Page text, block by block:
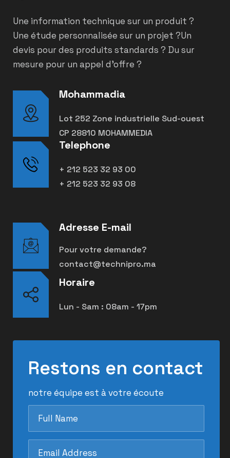
Une information technique sur un produit ?
Une étude personnalisée sur un projet ?Un
devis pour des produits standards ? Du sur
mesure pour un appel d’offre ?
Mohammadia
Lot 252 Zone industrielle Sud-ouest
CP 28810 MOHAMMEDIA
Telephone
+ 212 523 32 93 00
+ 212 523 32 93 08
Adresse E-mail
Pour votre demande?
contact@technipro.ma
Horaire
Lun - Sam : 08am - 17pm
Restons en contact
notre équipe est à votre écoute